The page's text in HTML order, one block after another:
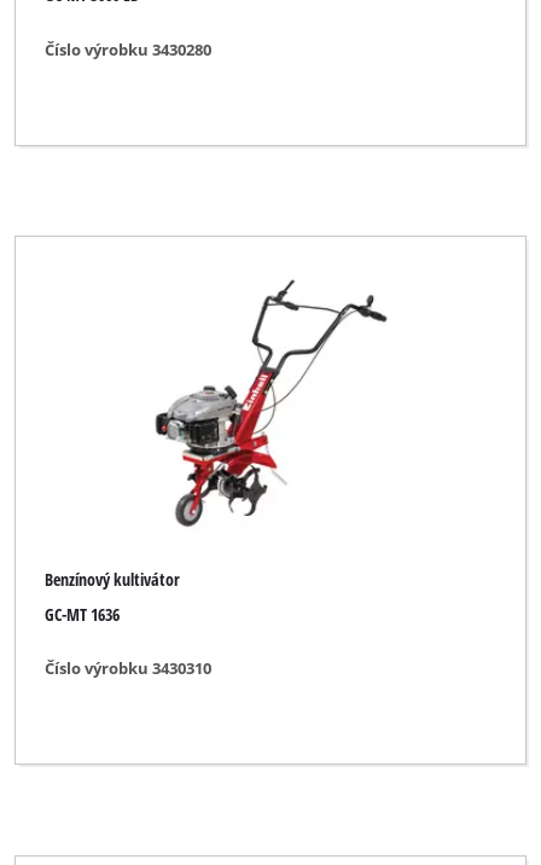
Číslo výrobku 3430280
Benzínový kultivátor
GC-MT 1636
Číslo výrobku 3430310